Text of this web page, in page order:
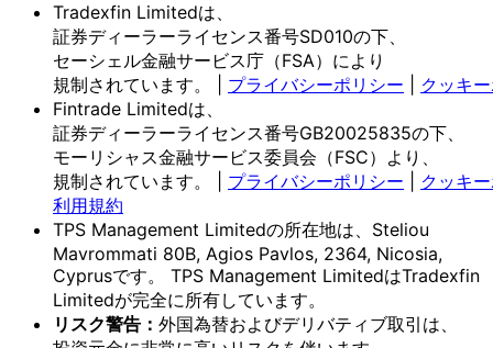
Tradexfin Limitedは、
証券ディーラーライセンス番号SD010の下、
セーシェル金融サービス庁 （FSA）により
規制されています。
プライバシーポリシー
クッキ
Fintrade Limitedは、
証券ディーラーライセンス番号GB20025835の下、
モーリシャス金融サービス委員会 （FSC）より、
規制されています。
プライバシーポリシー
クッキ
利用規約
TPS Management Limitedの所在地は、 Steliou
Mavrommati 80B, Agios Pavlos, 2364, Nicosia,
Cyprusです。
TPS Management LimitedはTradexfin
Limitedが完全に所有しています。
リスク警告： 外国為替およびデリバティブ取引は、